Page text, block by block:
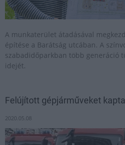
A munkaterület átadásával
építése a Barátság utcában. A
szabadidőparkban több generáció
idejét.
Felújított gépjárműveket
2020.05.08